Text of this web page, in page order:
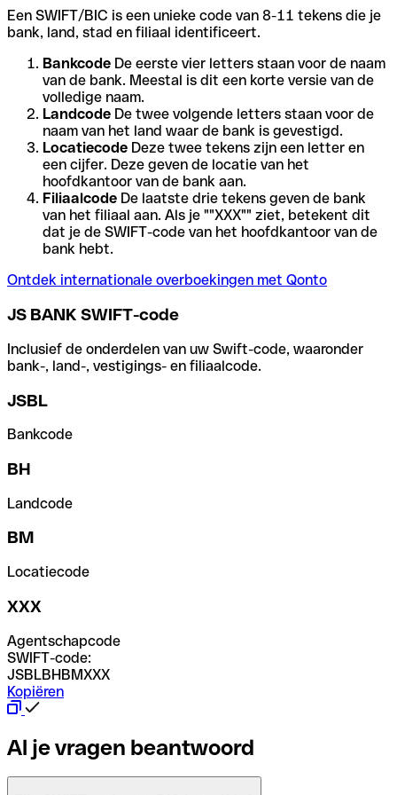
Een SWIFT/BIC is een unieke code van 8-11 tekens die je
bank, land, stad en filiaal identificeert.
Bankcode De eerste vier letters staan voor de naam
van de bank. Meestal is dit een korte versie van de
volledige naam.
Landcode De twee volgende letters staan voor de
naam van het land waar de bank is gevestigd.
Locatiecode Deze twee tekens zijn een letter en
een cijfer. Deze geven de locatie van het
hoofdkantoor van de bank aan.
Filiaalcode De laatste drie tekens geven de bank
van het filiaal aan. Als je ""XXX"" ziet, betekent dit
dat je de SWIFT-code van het hoofdkantoor van de
bank hebt.
Ontdek internationale overboekingen met Qonto
JS BANK SWIFT-code
Inclusief de onderdelen van uw Swift-code, waaronder
bank-, land-, vestigings- en filiaalcode.
JSBL
Bankcode
BH
Landcode
BM
Locatiecode
XXX
Agentschapcode
SWIFT-code:
JSBLBHBMXXX
Kopiëren
Al je vragen beantwoord